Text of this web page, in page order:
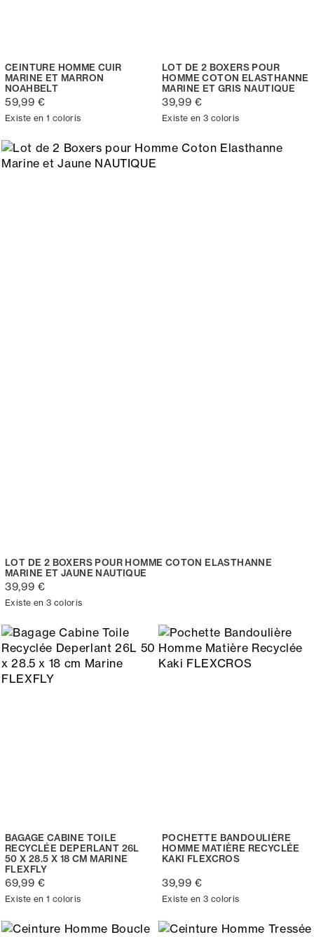
CEINTURE HOMME CUIR
MARINE ET MARRON
NOAHBELT
59,99 €
Existe en 1 coloris
LOT DE 2 BOXERS POUR
HOMME COTON ELASTHANNE
MARINE ET GRIS NAUTIQUE
39,99 €
Existe en 3 coloris
LOT DE 2 BOXERS POUR HOMME COTON ELASTHANNE
MARINE ET JAUNE NAUTIQUE
39,99 €
Existe en 3 coloris
BAGAGE CABINE TOILE
RECYCLÉE DEPERLANT 26L
50 X 28.5 X 18 CM MARINE
FLEXFLY
69,99 €
Existe en 1 coloris
POCHETTE BANDOULIÈRE
HOMME MATIÈRE RECYCLÉE
KAKI FLEXCROS
39,99 €
Existe en 3 coloris